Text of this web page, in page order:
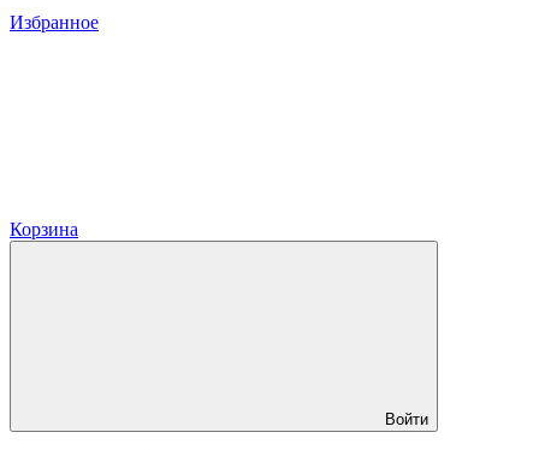
Избранное
Корзина
Войти